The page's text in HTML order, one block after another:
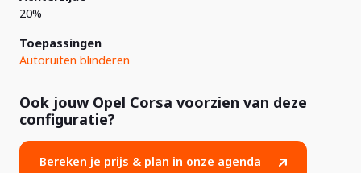
20%
Toepassingen
Autoruiten blinderen
Ook jouw Opel Corsa voorzien van deze
configuratie?
Bereken je prijs & plan in onze agenda